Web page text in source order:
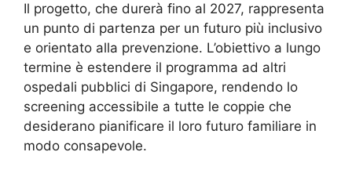
Il progetto, che durerà fino al 2027, rappresenta
un punto di partenza per un futuro più inclusivo
e orientato alla prevenzione. L’obiettivo a lungo
termine è estendere il programma ad altri
ospedali pubblici di Singapore, rendendo lo
screening accessibile a tutte le coppie che
desiderano pianificare il loro futuro familiare in
modo consapevole.